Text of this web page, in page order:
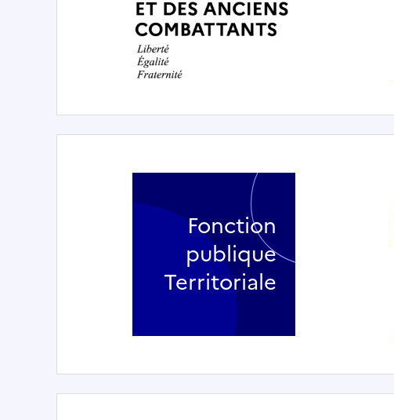
Fonction
publique
Territoriale